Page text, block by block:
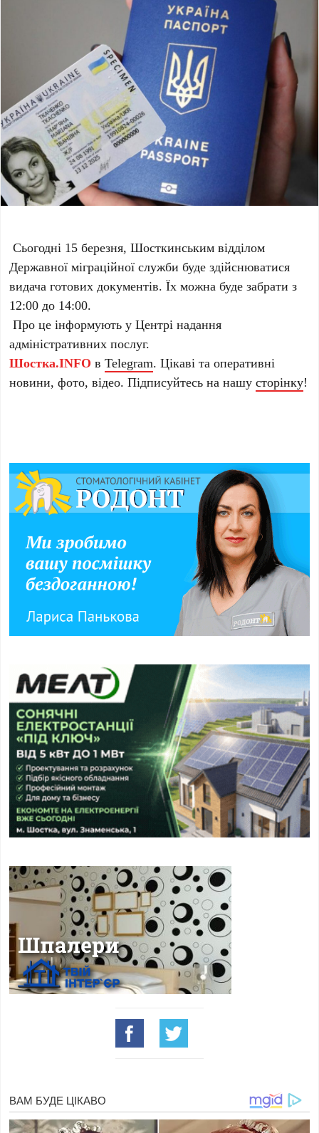
Сьогодні 15 березня, Шосткинським відділом
Державної міграційної служби буде здійснюватися
видача готових документів. Їх можна буде забрати з
12:00 до 14:00.
Про це інформують у Центрі надання
адміністративних послуг.
Шостка.INFO вTelegram. Цікаві та оперативні
новини, фото, відео. Підписуйтесь на нашусторінку!